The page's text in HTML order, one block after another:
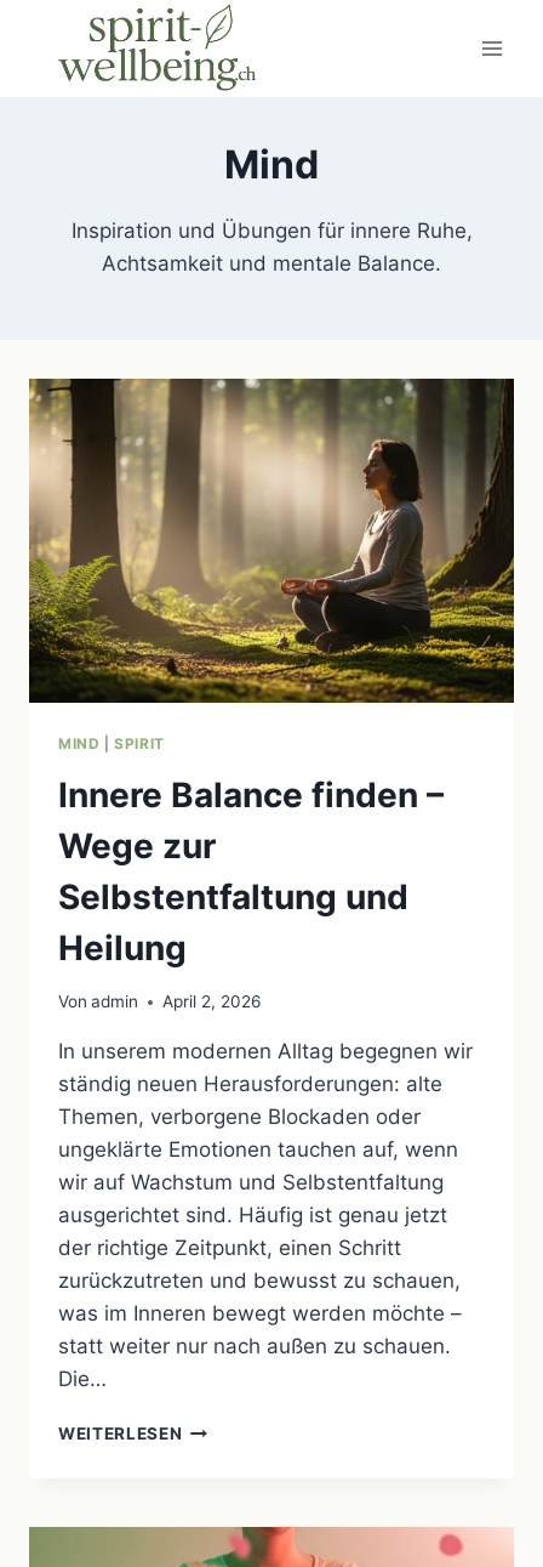
springen
Mind
Inspiration und Übungen für innere Ruhe,
Achtsamkeit und mentale Balance.
MIND |SPIRIT
Innere Balance finden –
Wege zur
Selbstentfaltung und
Heilung
Von admin April 2, 2026
In unserem modernen Alltag begegnen wir
ständig neuen Herausforderungen: alte
Themen, verborgene Blockaden oder
ungeklärte Emotionen tauchen auf, wenn
wir auf Wachstum und Selbstentfaltung
ausgerichtet sind. Häufig ist genau jetzt
der richtige Zeitpunkt, einen Schritt
zurückzutreten und bewusst zu schauen,
was im Inneren bewegt werden möchte –
statt weiter nur nach außen zu schauen.
Die…
WEITERLESEN INNERE
WEGE
ZUR